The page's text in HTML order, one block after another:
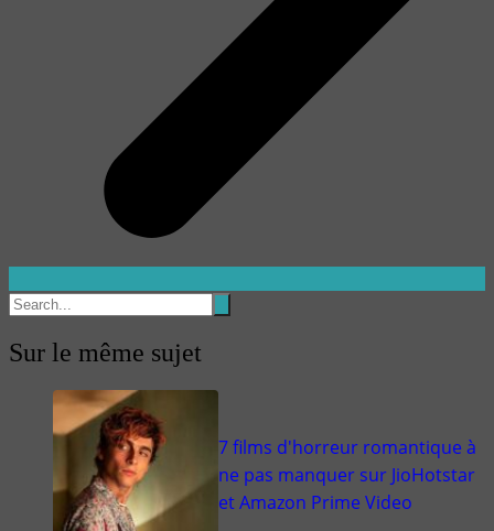
Sur le même sujet
7 films d'horreur romantique à
ne pas manquer sur JioHotstar
et Amazon Prime Video